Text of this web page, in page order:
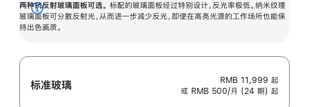
两种抗反射玻璃面板可选。 标配的玻璃面板经过特别设计，反光率极低。纳米纹理
玻璃面板可分散反射光，从而进一步减少反光，即使在高亮光源的工作场所也能保
持出色画质。
展
开
标准玻璃 RMB 11,999 起
或 RMB 500/月 (24 期) 起